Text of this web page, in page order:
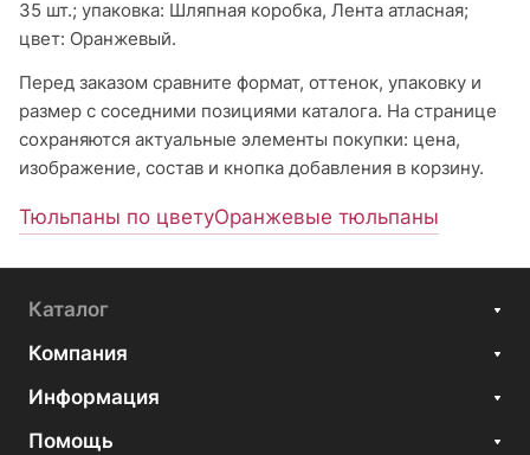
35 шт.; упаковка: Шляпная коробка, Лента атласная;
цвет: Оранжевый.
Перед заказом сравните формат, оттенок, упаковку и
размер с соседними позициями каталога. На странице
сохраняются актуальные элементы покупки: цена,
изображение, состав и кнопка добавления в корзину.
Тюльпаны по цветуОранжевые тюльпаны
Каталог
Компания
Информация
Помощь